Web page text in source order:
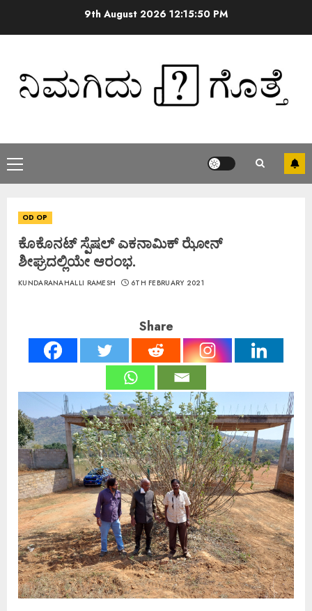
9th August 2026 12:15:50 PM
OD OP
ಕೊಕೊನಟ್ ಸ್ಪೆಷಲ್ ಎಕನಾಮಿಕ್ ಝೋನ್
ಶೀಘ್ರದಲ್ಲಿಯೇ ಆರಂಭ.
KUNDARANAHALLI RAMESH 6TH FEBRUARY 2021
Share